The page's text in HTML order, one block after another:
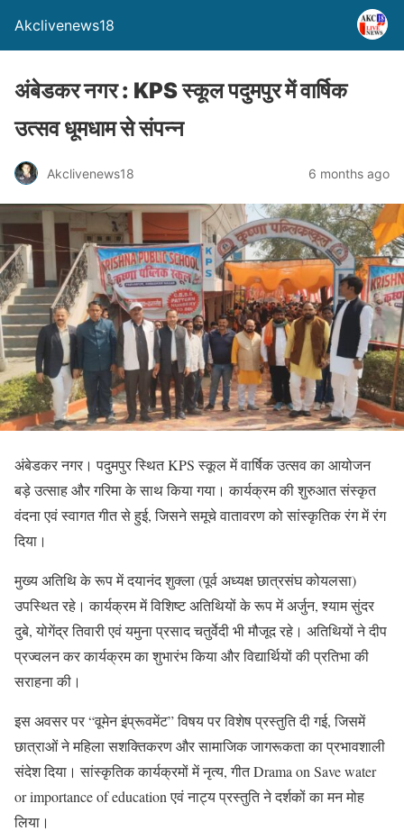
Akclivenews18
अंबेडकर नगर : KPS स्कूल पदुमपुर में वार्षिक
उत्सव धूमधाम से संपन्न
Akclivenews18 6 months ago
अंबेडकर नगर। पदुमपुर स्थित KPS स्कूल में वार्षिक उत्सव का आयोजन
बड़े उत्साह और गरिमा के साथ किया गया। कार्यक्रम की शुरुआत संस्कृत
वंदना एवं स्वागत गीत से हुई, जिसने समूचे वातावरण को सांस्कृतिक रंग में रंग
दिया।
मुख्य अतिथि के रूप में दयानंद शुक्ला (पूर्व अध्यक्ष छात्रसंघ कोयलसा)
उपस्थित रहे। कार्यक्रम में विशिष्ट अतिथियों के रूप में अर्जुन, श्याम सुंदर
दुबे, योगेंद्र तिवारी एवं यमुना प्रसाद चतुर्वेदी भी मौजूद रहे। अतिथियों ने दीप
प्रज्वलन कर कार्यक्रम का शुभारंभ किया और विद्यार्थियों की प्रतिभा की
सराहना की।
इस अवसर पर “वूमेन इंप्रूवमेंट” विषय पर विशेष प्रस्तुति दी गई, जिसमें
छात्राओं ने महिला सशक्तिकरण और सामाजिक जागरूकता का प्रभावशाली
संदेश दिया। सांस्कृतिक कार्यक्रमों में नृत्य, गीत Drama on Save water
or importance of education एवं नाट्य प्रस्तुति ने दर्शकों का मन मोह
लिया।